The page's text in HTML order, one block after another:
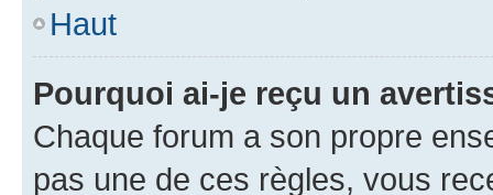
Haut
Pourquoi ai-je reçu un
Chaque forum a son propre
pas une de ces règles, vous